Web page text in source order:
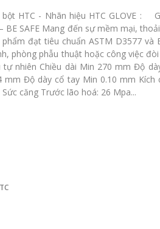
HTC - Nhãn hiệu HTC GLOVE :
BE SAFE Mang đến sự mềm mại,
phẩm đạt tiêu chuẩn ASTM D3577
phòng phẫu thuật hoặc công việc
nhiên Chiều dài Min 270 mm Độ
Độ dày cổ tay Min 0.10 mm Kích
căng Trước lão hoá: 26 Mpa...